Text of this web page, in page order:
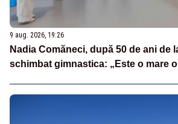
9 aug. 2026, 19:26
Nadia Comăneci, după 50 de ani de
schimbat gimnastica: „Este o mare